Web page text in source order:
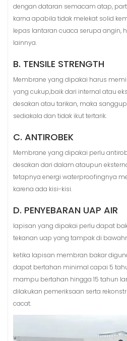
dengan dataran semacam atap,
karna apabila tidak melekat solid
lepas lantaran cuaca serupa angin,
lainnya.
B. TENSILE STRENGTH
Membrane yang dipakai harus
yang cukup,baik dari internal atau
desakan atau tarikan, maka
sediakala dan tidak ikut tertarik.
C. ANTIROBEK
Membrane yang dipakai perlu
desakan dari dalam ataupun
tetapnya energi waterproofingnya
karena ada kisi-kisi.
D. PENYEBARAN UAP AIR
lapisan yang dipakai perlu dapat
tekanan uap yang tampak di
ketika lapisan membran bakar
dapat bertahan minimal capai 5
mampu bertahan hingga 15 tahun
dilakukan pemeriksaan serta
cacat.